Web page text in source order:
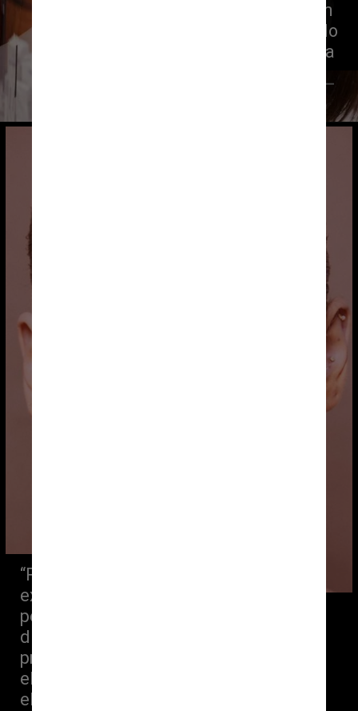
críticas na internet. Muitos falaram
que a influenciadora estava achando
que era a Kylie Jenner ou a Rihanna
“Por que elas podem e eu não? Não
existe isso. Elas influenciam muitas
pessoas, assim como eu, correto? A
diferença agora é que, para ter um
produto com qualidade de importado,
ele não precisa mais ser importado,
ele pode ser nacional”, desabafou